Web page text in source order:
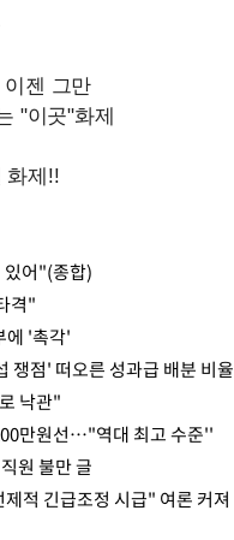
어"(종합)
격"
에 '촉각'
쟁점' 떠오른 성과급 배분 비율
낙관"
만원선…"역대 최고 수준''
원 불만 글
적 긴급조정 시급" 여론 커져